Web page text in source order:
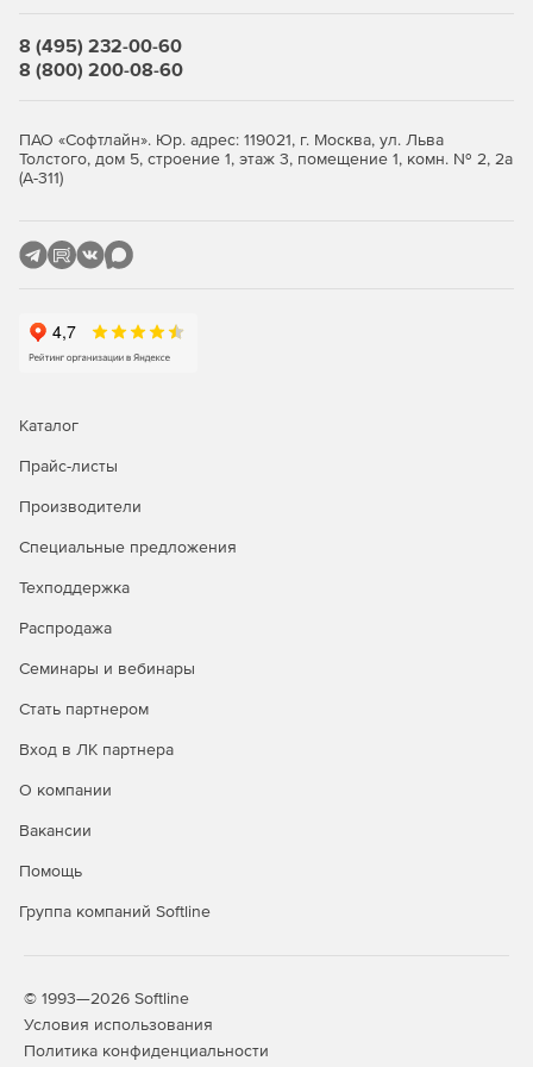
проводящих систем: заземлителей, печатных плат,
паразитных токов и токов утечки изоляционных
Модуль «Электрическое поле переменных токов»
Модуль «Нестационарное электрическое поле»
нелинейных диэлектриках.
для проектирования и анализа теплового состояния
использован для расчета механических напряжений в
различных устройствах. Это и строительные
отдельные узлы механических систем.
8 (495) 232-00-60
8 (800) 200-08-60
ПАО «Софтлайн». Юр. адрес: 119021, г. Москва, ул. Льва
Толстого, дом 5, строение 1, этаж 3, помещение 1, комн. № 2, 2а
(А-311)
Каталог
Прайс-листы
Производители
Специальные предложения
Техподдержка
Распродажа
Семинары и вебинары
Стать партнером
Вход в ЛК партнера
О компании
Вакансии
Помощь
Группа компаний Softline
© 1993—2026 Softline
Условия использования
Политика конфиденциальности